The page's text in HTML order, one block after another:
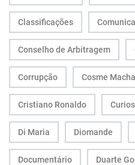
Classificações
Conselho de Arbitragem
Corrupção Cosme
Cristiano Ronaldo
Di Maria Diomande
Documentário Duarte